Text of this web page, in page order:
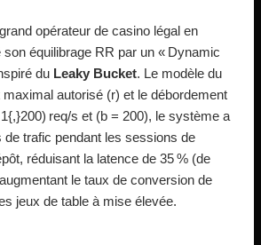
opérateur de casino légal en
équilibrage RR par un « Dynamic
du Leaky Bucket. Le modèle du
autorisé (r) et le débordement
req/s et (b = 200), le système a
de trafic pendant les sessions de
réduisant la latence de 35 % (de
le taux de conversion de
jeux de table à mise élevée.